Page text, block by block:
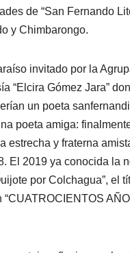
de “San Fernando
y Chimbarongo.
invitado por la
“Elcira Gómez Jara”
un poeta
poeta amiga:
estrecha y fraterna
El 2019 ya conocida la
por Colchagua”,